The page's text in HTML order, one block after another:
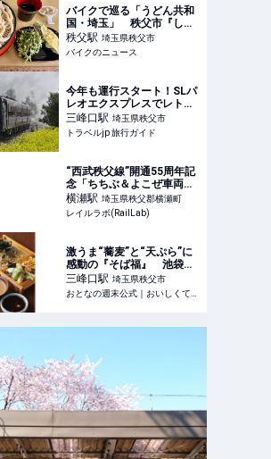
バイクで巡る「うどん共和
国・埼玉」 秩父市『しま
や』は地元民に愛される
超・ローカル店!! 味・ボリ
ューム・コシの3拍子揃っ
秩父駅 埼玉県秩父市
バイクのニュース
今年も運行スタート！SLパ
レオエクスプレスでレトロ
な鉄道旅へ | 埼玉県 | トラベ
ルjp 旅行ガイド
三峰口駅 埼玉県秩父市
トラベルjp 旅行ガイド
“西武秩父線”開通55周年記
念「ちちぶ＆よこぜ車両基
地フェスタ2024」 2会場で
開催 10月12日 | レイルラボ
ニュース
横瀬駅 埼玉県秩父郡横瀬町
レイルラボ(RailLab)
激うま“蕎麦”と“天ぷら”に
感動の『そば福』 池袋か
ら約1時間20分「秩父の
奥」だが「行かなきゃ損」
だ!! - おとなの週末公式｜お
ニュースサイト
三峰口駅 埼玉県秩父市
おとなの週末公式｜おいしくて、ためになる食のニュースサイト